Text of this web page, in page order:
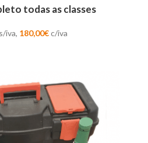
todas as classes
s/iva, 180,00€c/iva